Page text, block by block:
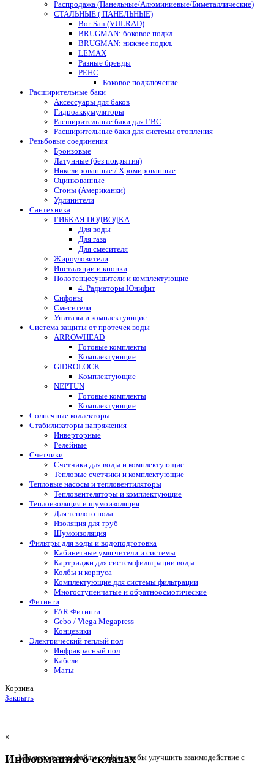
Распродажа (Панельные/Алюминиевые/Биметаллические)
СТАЛЬНЫЕ ( ПАНЕЛЬНЫЕ)
Bor-San (VULRAD)
BRUGMAN: боковое подкл.
BRUGMAN: нижнее подкл.
LEMAX
Разные бренды
РЕНС
Боковое подключение
Расширительные баки
Аксессуары для баков
Гидроаккумуляторы
Расширительные баки для ГВС
Расширительные баки для системы отопления
Резьбовые соединения
Бронзовые
Латунные (без покрытия)
Никелированные / Хромированные
Оцинкованные
Сгоны (Американки)
Удлинители
Сантехника
ГИБКАЯ ПОДВОДКА
Для воды
Для газа
Для смесителя
Жироуловители
Инсталяции и кнопки
Полотенцесушители и комплектующие
4. Радиаторы Юнифит
Сифоны
Смесители
Унитазы и комплектующие
Система защиты от протечек воды
ARROWHEAD
Готовые комплекты
Комплектующие
GIDROLOCK
Комплектующие
NEPTUN
Готовые комплекты
Комплектующие
Солнечные коллекторы
Стабилизаторы напряжения
Инверторные
Релейные
Счетчики
Счетчики для воды и комплектующие
Тепловые счетчики и комплектующие
Тепловые насосы и тепловентиляторы
Тепловентеляторы и комплектующие
Теплоизоляция и шумоизоляция
Для теплого пола
Изоляция для труб
Шумоизоляция
Фильтры для воды и водоподготовка
Кабинетные умягчители и системы
Картриджи для систем фильтрации воды
Колбы и корпуса
Комплектующие для системы фильтрации
Многоступенчатые и обратноосмотические
Фитинги
FAR Фитинги
Gebo / Viega Megapress
Концевики
Электрический теплый пол
Инфракрасный пол
Кабели
Маты
Корзина
Закрыть
Мы используем файлы cookie, чтобы улучшить взаимодействие с
×
Информация о складах